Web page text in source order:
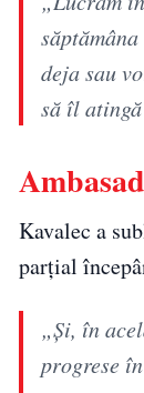
deja sau
să îl
Kavalec a
parțial
„Şi, în
progrese